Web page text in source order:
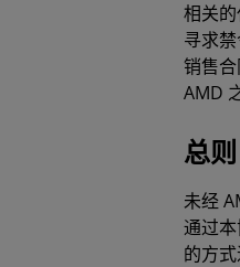
相关
寻求
销售
AMD
总则
未经
通过
的方